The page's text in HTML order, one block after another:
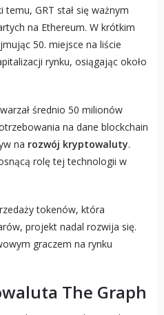
GRT stał się ważnym
na Ethereum. W krótkim
50. miejsce na liście
rynku, osiągając około
średnio 50 milionów
na dane blockchain
na rozwój kryptowaluty.
rolę tej technologii w
tokenów, która
projekt nadal rozwija się.
graczem na rynku
The Graph